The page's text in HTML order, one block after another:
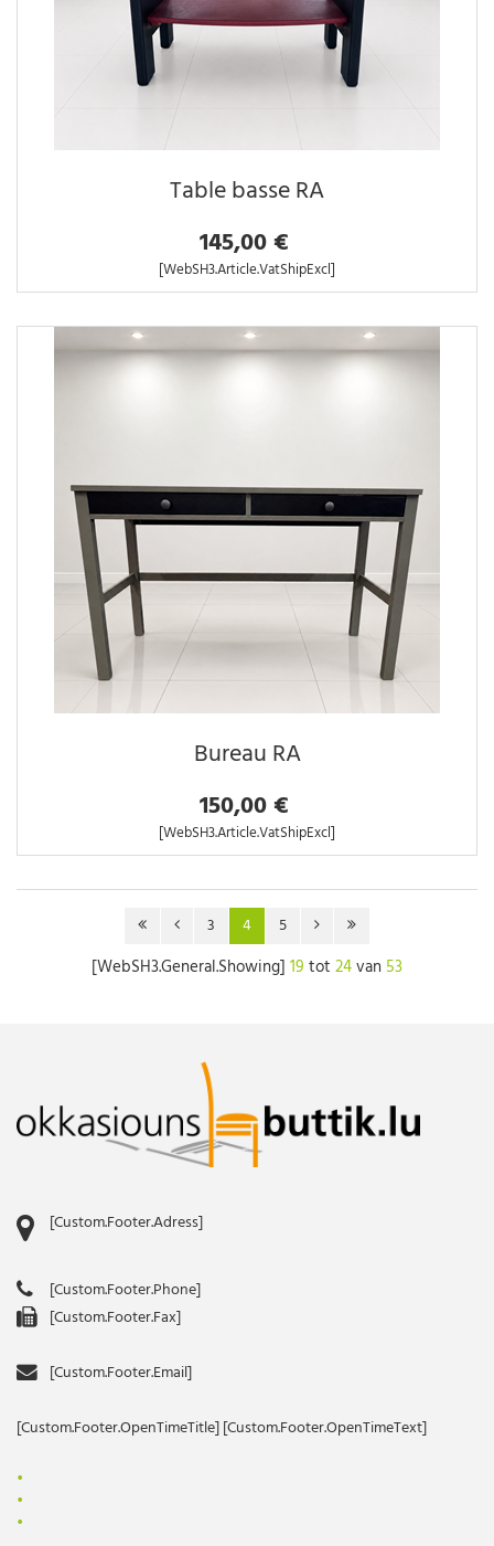
Table basse RA
145,00 €
[WebSH3.Article.VatShipExcl]
Bureau RA
150,00 €
[WebSH3.Article.VatShipExcl]
3 4 5
[WebSH3.General.Showing] 19 tot 24van 53
[Custom.Footer.Adress]
[Custom.Footer.Phone]
[Custom.Footer.Fax]
[Custom.Footer.Email]
[Custom.Footer.OpenTimeTitle] [Custom.Footer.OpenTimeText]